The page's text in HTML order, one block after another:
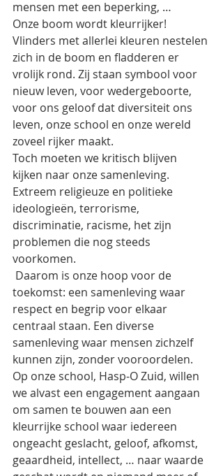
mensen met een beperking, …
Onze boom wordt kleurrijker!
Vlinders met allerlei kleuren nestelen
zich in de boom en fladderen er
vrolijk rond. Zij staan symbool voor
nieuw leven, voor wedergeboorte,
voor ons geloof dat diversiteit ons
leven, onze school en onze wereld
zoveel rijker maakt.
Toch moeten we kritisch blijven
kijken naar onze samenleving.
Extreem religieuze en politieke
ideologieën, terrorisme,
discriminatie, racisme, het zijn
problemen die nog steeds
voorkomen.
toekomst: een samenleving waar
respect en begrip voor elkaar
centraal staan. Een diverse
samenleving waar mensen zichzelf
kunnen zijn, zonder vooroordelen.
Op onze school, Hasp-O Zuid, willen
we alvast een engagement aangaan
om samen te bouwen aan een
kleurrijke school waar iedereen
ongeacht geslacht, geloof, afkomst,
geaardheid, intellect, … naar waarde